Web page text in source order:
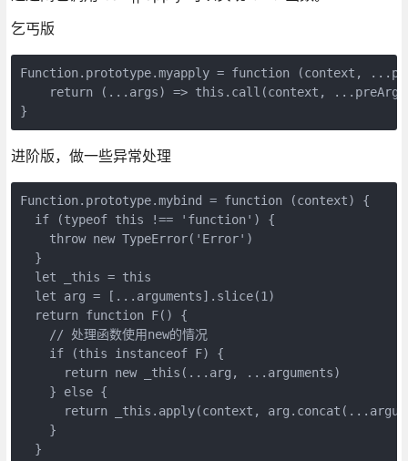
乞丐版
Function.prototype.myapply = function (context,
return (...args) => this.call(context,
进阶版，做一些异常处理
Function.prototype.mybind = function (context) {
  if (typeof this !== 'function') {
    throw new TypeError('Error')
  }
  let _this = this
  let arg = [...arguments].slice(1)
  return function F() {
    // 处理函数使用new的情况
    if (this instanceof F) {
      return new _this(...arg, ...arguments)
    } else {
return _this.apply(context,
    }
  }